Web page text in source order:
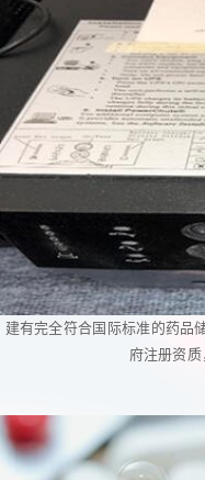
建有完全符合国际标准的药品
府注册资质